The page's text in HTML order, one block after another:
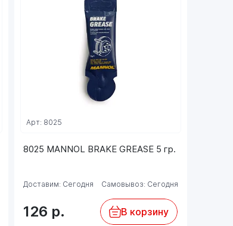
8025 MANNOL BRAKE GREASE 5 гр.
Арт: 8025
Доставим: Сегодня Самовывоз: Сегодня
126 р. В корзину